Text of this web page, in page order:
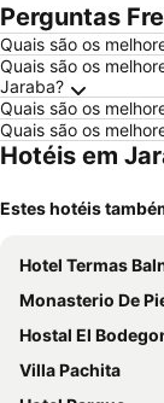
Perguntas
Quais são os
Quais são os
Jaraba?
Quais são os
Quais são os
Hotéis em
Estes hotéis
Hotel Termas Balneario
Monasterio De
Hostal El
Villa Pachita